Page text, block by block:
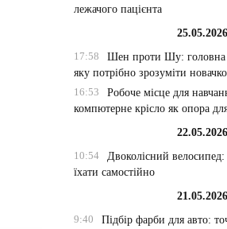
лежачого пацієнта
25.05.2026
17:58
Шен проти Шу: головна
яку потрібно зрозуміти
16:53
Робоче місце для
компютерне крісло як опора
22.05.2026
10:54
Двоколісний
їхати самостійно
21.05.2026
9:40
Підбір фарби для авто: